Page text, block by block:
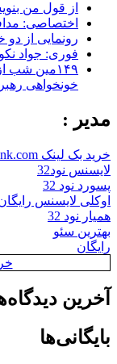
از قول من
اختصاصی:
رونمایی از
فوری: جواد
۱۴۹مین
خونخواهی
مدیر :
خرید بک لینک behtarinbacklink.com
لایسنس نود32
پسورد نود 32
اوکلی لایسنس رایگان
همیار نود 32
بهترین سئو
رایگان
آخرین
بایگانی‌ها